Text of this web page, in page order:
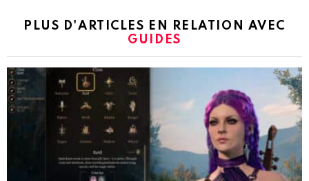
PLUS D'ARTICLES EN RELATION AVEC
GUIDES